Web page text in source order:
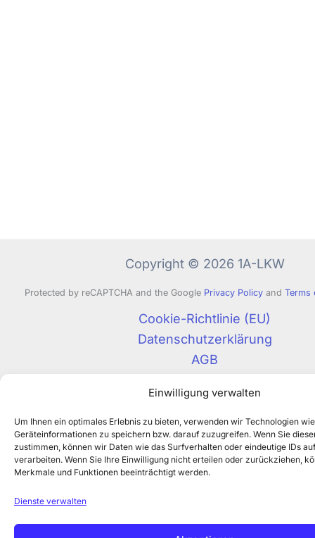
Einwilligung verwalten
Um Ihnen ein optimales Erlebnis zu bieten, verwenden wir Technologien
Geräteinformationen zu speichern bzw. darauf zuzugreifen. Wenn Sie
zustimmen, können wir Daten wie das Surfverhalten oder eindeutige IDs
verarbeiten. Wenn Sie Ihre Einwilligung nicht erteilen oder zurückziehen,
Merkmale und Funktionen beeinträchtigt werden.
Dienste verwalten
Copyright © 2026 1A-LKW
Protected by reCAPTCHA and the Google Privacy Policy and Terms
Cookie-Richtlinie (EU)
Datenschutzerklärung
AGB